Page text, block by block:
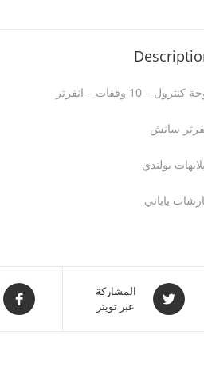
كنترول – 10 وقفات – انفرتر
سانش
بولندي
ياباني
المشاركة
عبر تويتر